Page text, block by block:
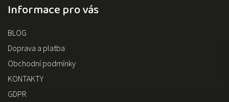
Informace pro vás
BLOG
Doprava a platba
Obchodní podmínky
KONTAKTY
GDPR